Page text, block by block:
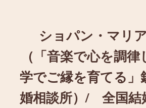
ショパン・マリ
（「音楽で心を調
学でご縁を育てる」
婚相談所）/ 全国結